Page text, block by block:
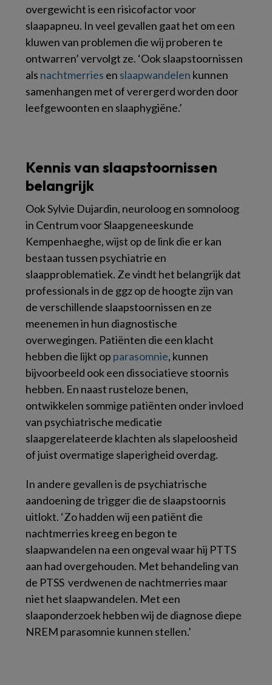
overgewicht is een risicofactor voor
slaapapneu. In veel gevallen gaat het om een
kluwen van problemen die wij proberen te
ontwarren’ vervolgt ze. ‘Ook slaapstoornissen
als nachtmerries en slaapwandelen kunnen
samenhangen met of verergerd worden door
leefgewoonten en slaaphygiëne.’
Kennis van slaapstoornissen
belangrijk
Ook Sylvie Dujardin, neuroloog en somnoloog
in Centrum voor Slaapgeneeskunde
Kempenhaeghe, wijst op de link die er kan
bestaan tussen psychiatrie en
slaapproblematiek. Ze vindt het belangrijk dat
professionals in de ggz op de hoogte zijn van
de verschillende slaapstoornissen en ze
meenemen in hun diagnostische
overwegingen. Patiënten die een klacht
hebben die lijkt op parasomnie, kunnen
bijvoorbeeld ook een dissociatieve stoornis
hebben. En naast rusteloze benen,
ontwikkelen sommige patiënten onder invloed
van psychiatrische medicatie
slaapgerelateerde klachten als slapeloosheid
of juist overmatige slaperigheid overdag.
In andere gevallen is de psychiatrische
aandoening de trigger die de slaapstoornis
uitlokt. ‘Zo hadden wij een patiënt die
nachtmerries kreeg en begon te
slaapwandelen na een ongeval waar hij PTTS
aan had overgehouden. Met behandeling van
de PTSS verdwenen de nachtmerries maar
niet het slaapwandelen. Met een
slaaponderzoek hebben wij de diagnose diepe
NREM parasomnie kunnen stellen.’